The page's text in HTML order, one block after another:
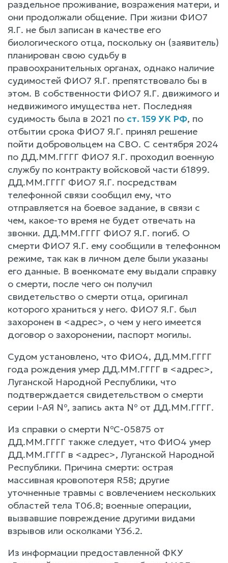
раздельное проживание, возражения матери, и
они продолжали общение. При жизни ФИО7
Я.Г. не был записан в качестве его
биологического отца, поскольку он (заявитель)
планирован свою судьбу в
правоохранительных органах, однако наличие
судимостей ФИО7 Я.Г. препятствовало бы в
этом. В собственности ФИО7 Я.Г. движимого и
недвижимого имущества нет. Последняя
судимость была в 2021 по ст. 159 УК РФ, по
отбытии срока ФИО7 Я.Г. принял решение
пойти добровольцем на СВО. С сентября 2024
по ДД.ММ.ГГГГ ФИО7 Я.Г. проходил военную
службу по контракту войсковой части 61899.
ДД.ММ.ГГГГ ФИО7 Я.Г. посредствам
телефонной связи сообщил ему, что
отправляется на боевое задание, в связи с
чем, какое-то время не будет отвечать на
звонки. ДД.ММ.ГГГГ ФИО7 Я.Г. погиб. О
смерти ФИО7 Я.Г. ему сообщили в телефонном
режиме, так как в личном деле были указаны
его данные. В военкомате ему выдали справку
о смерти, после чего он получил
свидетельство о смерти отца, оригинал
которого храниться у него. ФИО7 Я.Г. был
захоронен в <адрес>, о чем у него имеется
договор о захоронении, паспорт могилы.
Судом установлено, что ФИО4, ДД.ММ.ГГГГ
года рождения умер ДД.ММ.ГГГГ в <адрес>,
Луганской Народной Республики, что
подтверждается свидетельством о смерти
серии I-АЯ №, запись акта № от ДД.ММ.ГГГГ.
Из справки о смерти №С-05875 от
ДД.ММ.ГГГГ также следует, что ФИО4 умер
ДД.ММ.ГГГГ в <адрес>, Луганской Народной
Республики. Причина смерти: острая
массивная кровопотеря R58; другие
уточненные травмы с вовлечением нескольких
областей тела Т06.8; военные операции,
вызвавшие повреждение другими видами
взрывов или осколками Y36.2.
Из информации предоставленной ФКУ